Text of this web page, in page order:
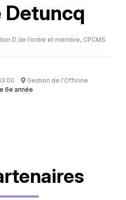
Detuncq
D de l’ordre et membre, CPCMS
Gestion de l'Officine
6e année